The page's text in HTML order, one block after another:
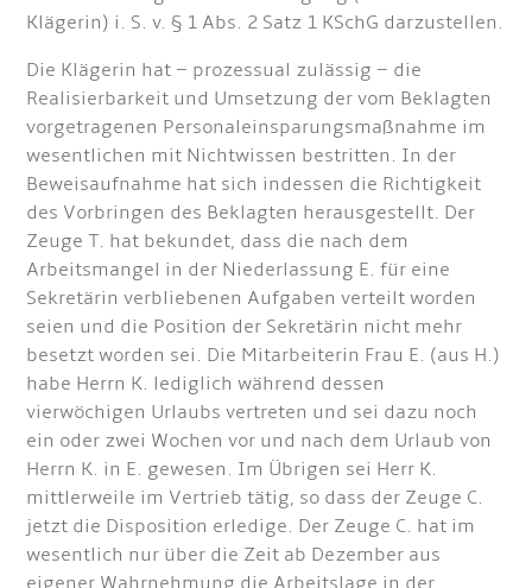
Klägerin) i. S. v. § 1 Abs. 2 Satz 1 KSchG darzustellen.
Die Klägerin hat – prozessual zulässig – die
Realisierbarkeit und Umsetzung der vom Beklagten
vorgetragenen Personaleinsparungsmaßnahme im
wesentlichen mit Nichtwissen bestritten. In der
Beweisaufnahme hat sich indessen die Richtigkeit
des Vorbringen des Beklagten herausgestellt. Der
Zeuge T. hat bekundet, dass die nach dem
Arbeitsmangel in der Niederlassung E. für eine
Sekretärin verbliebenen Aufgaben verteilt worden
seien und die Position der Sekretärin nicht mehr
besetzt worden sei. Die Mitarbeiterin Frau E. (aus H.)
habe Herrn K. lediglich während dessen
vierwöchigen Urlaubs vertreten und sei dazu noch
ein oder zwei Wochen vor und nach dem Urlaub von
Herrn K. in E. gewesen. Im Übrigen sei Herr K.
mittlerweile im Vertrieb tätig, so dass der Zeuge C.
jetzt die Disposition erledige. Der Zeuge C. hat im
wesentlich nur über die Zeit ab Dezember aus
eigener Wahrnehmung die Arbeitslage in der